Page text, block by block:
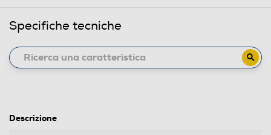
Specifiche tecniche
Descrizione